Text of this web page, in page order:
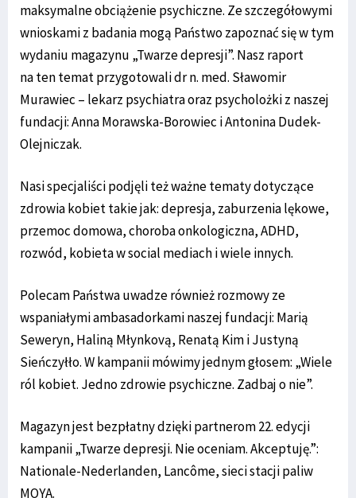
maksymalne obciążenie psychiczne. Ze szczegółowymi
wnioskami z badania mogą Państwo zapoznać się w tym
wydaniu magazynu „Twarze depresji”. Nasz raport
na ten temat przygotowali dr n. med. Sławomir
Murawiec – lekarz psychiatra oraz psycholożki z naszej
fundacji: Anna Morawska-Borowiec i Antonina Dudek-
Olejniczak.
Nasi specjaliści podjęli też ważne tematy dotyczące
zdrowia kobiet takie jak: depresja, zaburzenia lękowe,
przemoc domowa, choroba onkologiczna, ADHD,
rozwód, kobieta w social mediach i wiele innych.
Polecam Państwa uwadze również rozmowy ze
wspaniałymi ambasadorkami naszej fundacji: Marią
Seweryn, Haliną Młynkovą, Renatą Kim i Justyną
Sieńczyłło. W kampanii mówimy jednym głosem: „Wiele
ról kobiet. Jedno zdrowie psychiczne. Zadbaj o nie”.
Magazyn jest bezpłatny dzięki partnerom 22. edycji
kampanii „Twarze depresji. Nie oceniam. Akceptuję.”:
Nationale-Nederlanden, Lancôme, sieci stacji paliw
MOYA.